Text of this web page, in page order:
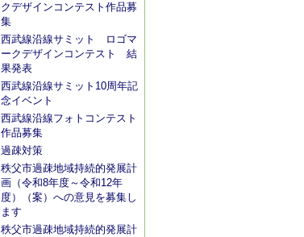
クデザインコンテスト作品募
集
西武線沿線サミット ロゴマ
ークデザインコンテスト 結
果発表
西武線沿線サミット10周年記
念イベント
西武線沿線フォトコンテスト
作品募集
過疎対策
秩父市過疎地域持続的発展計
画（令和8年度～令和12年
度）（案）への意見を募集し
ます
秩父市過疎地域持続的発展計